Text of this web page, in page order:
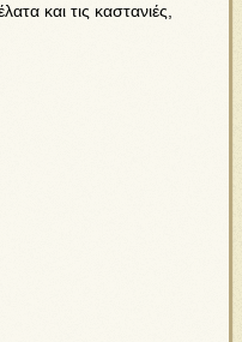
και τις καστανιές,